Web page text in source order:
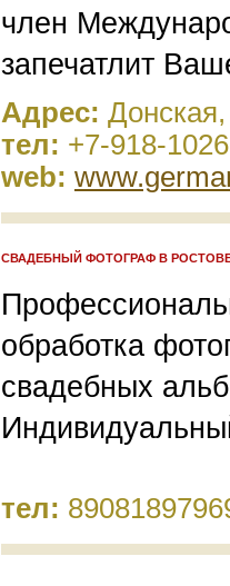
член
запечатлит
Адрес:
тел: +7-918-
web:
СВАДЕБНЫЙ ФОТОГРАФ В
обработка
свадебных
тел: